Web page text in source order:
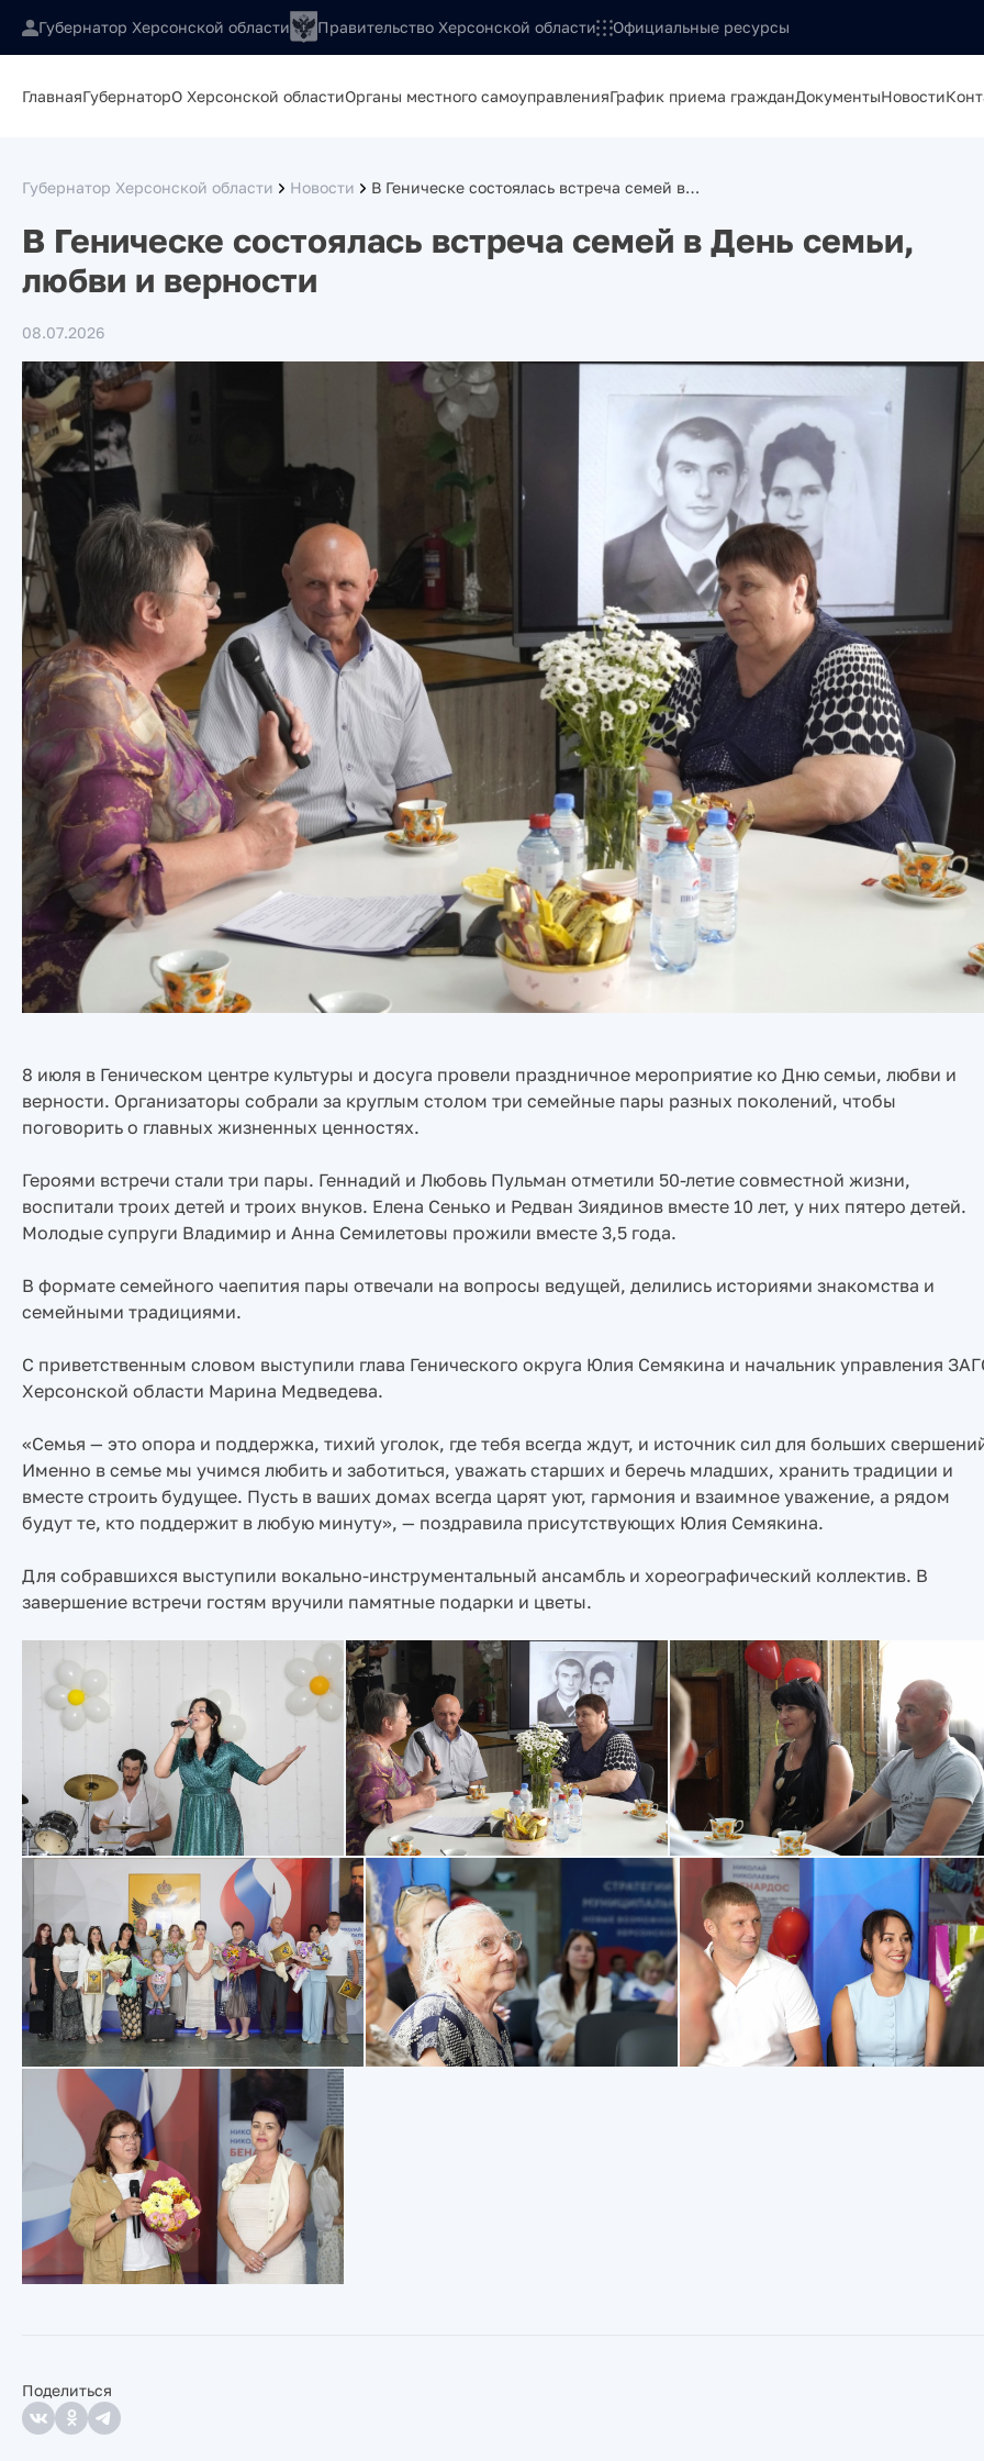
Губернатор Херсонской области Правительство Херсонской области Официальные ресурсы
ГлавнаяГубернаторО Херсонской областиОрганы местного самоуправленияГрафик приема гражданДокументыНовости
Губернатор Херсонской области Новости В Геническе состоялась встреча семей в…
В Геническе состоялась встреча семей в День семьи,
любви и верности
08.07.2026
8 июля в Геническом центре культуры и досуга провели праздничное мероприятие ко Дню семьи, любви и
верности. Организаторы собрали за круглым столом три семейные пары разных поколений, чтобы
поговорить о главных жизненных ценностях.
Героями встречи стали три пары. Геннадий и Любовь Пульман отметили 50-летие совместной жизни,
воспитали троих детей и троих внуков. Елена Сенько и Редван Зиядинов вместе 10 лет, у них пятеро детей.
Молодые супруги Владимир и Анна Семилетовы прожили вместе 3,5 года.
В формате семейного чаепития пары отвечали на вопросы ведущей, делились историями знакомства и
семейными традициями.
С приветственным словом выступили глава Генического округа Юлия Семякина и начальник управления
Херсонской области Марина Медведева.
«Семья — это опора и поддержка, тихий уголок, где тебя всегда ждут, и источник сил для больших
Именно в семье мы учимся любить и заботиться, уважать старших и беречь младших, хранить традиции и
вместе строить будущее. Пусть в ваших домах всегда царят уют, гармония и взаимное уважение, а рядом
будут те, кто поддержит в любую минуту», — поздравила присутствующих Юлия Семякина.
Для собравшихся выступили вокально-инструментальный ансамбль и хореографический коллектив. В
завершение встречи гостям вручили памятные подарки и цветы.
Поделиться